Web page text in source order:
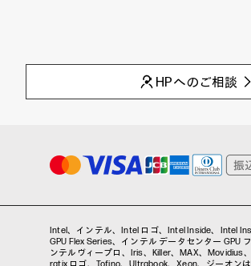
HPへのご相談
Intel、インテル、Intel ロゴ、Intel Inside、Intel
GPU Flex Series、インテル データセンター GPU
ンテルヴィープロ、Iris、Killer、MAX、Movidius